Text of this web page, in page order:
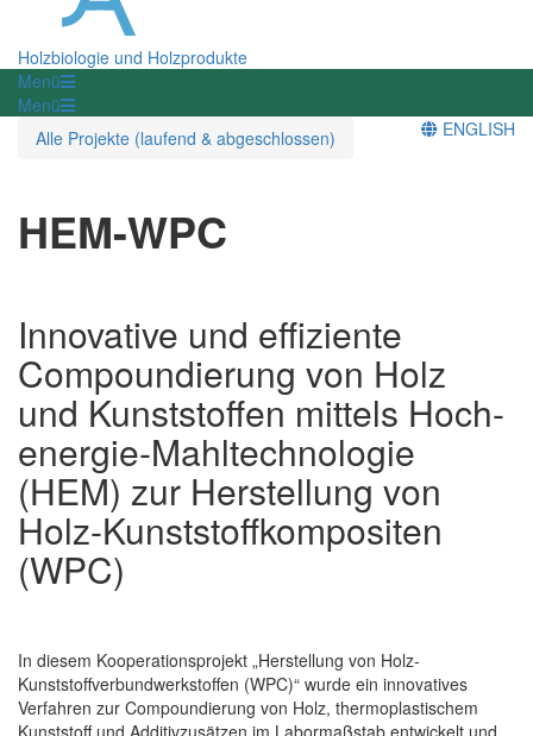
Holzbiologie und Holzprodukte
Menü
Menü
Alle Projekte (laufend & abgeschlossen)
ENGLISH
HEM-WPC
Innovative und effiziente
Compoundierung von Holz
und Kunststoffen mittels Hoch-
energie-Mahltechnologie
(HEM) zur Herstellung von
Holz-Kunststoffkompositen
(WPC)
In diesem Kooperationsprojekt „Herstellung von Holz-
Kunststoffverbundwerkstoffen (WPC)“ wurde ein innovatives
Verfahren zur Compoundierung von Holz, thermoplastischem
Kunststoff und Additivzusätzen im Labormaßstab entwickelt und